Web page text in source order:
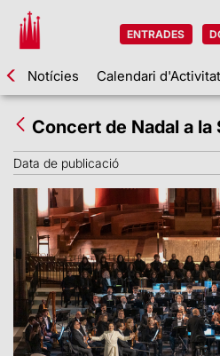
ENTRADES
Notícies Calendari
Concert de Nadal a la
Data de publicació